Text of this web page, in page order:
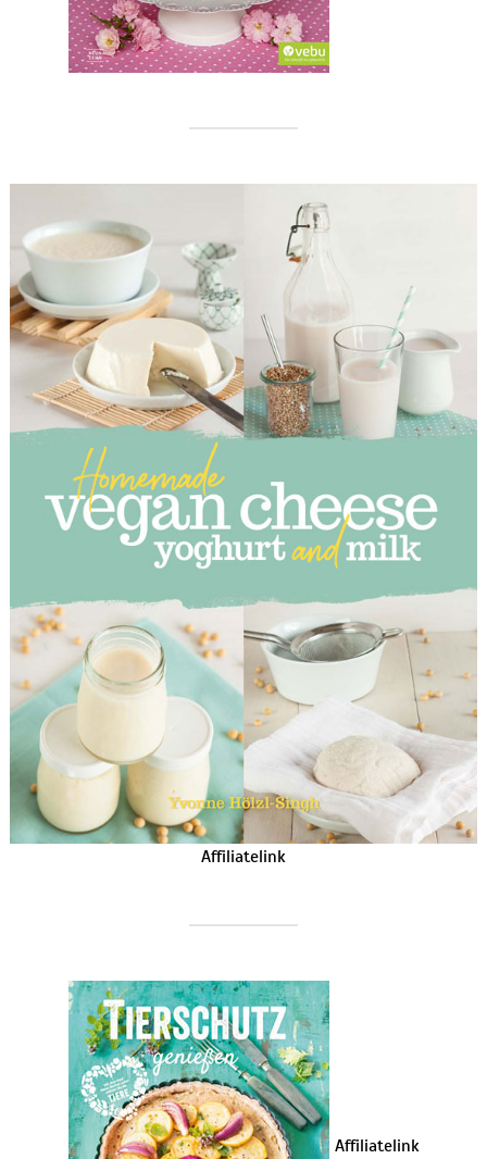
Affiliatelink
Affiliatelink